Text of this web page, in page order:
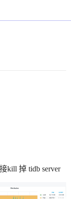
kill 掉 tidb server